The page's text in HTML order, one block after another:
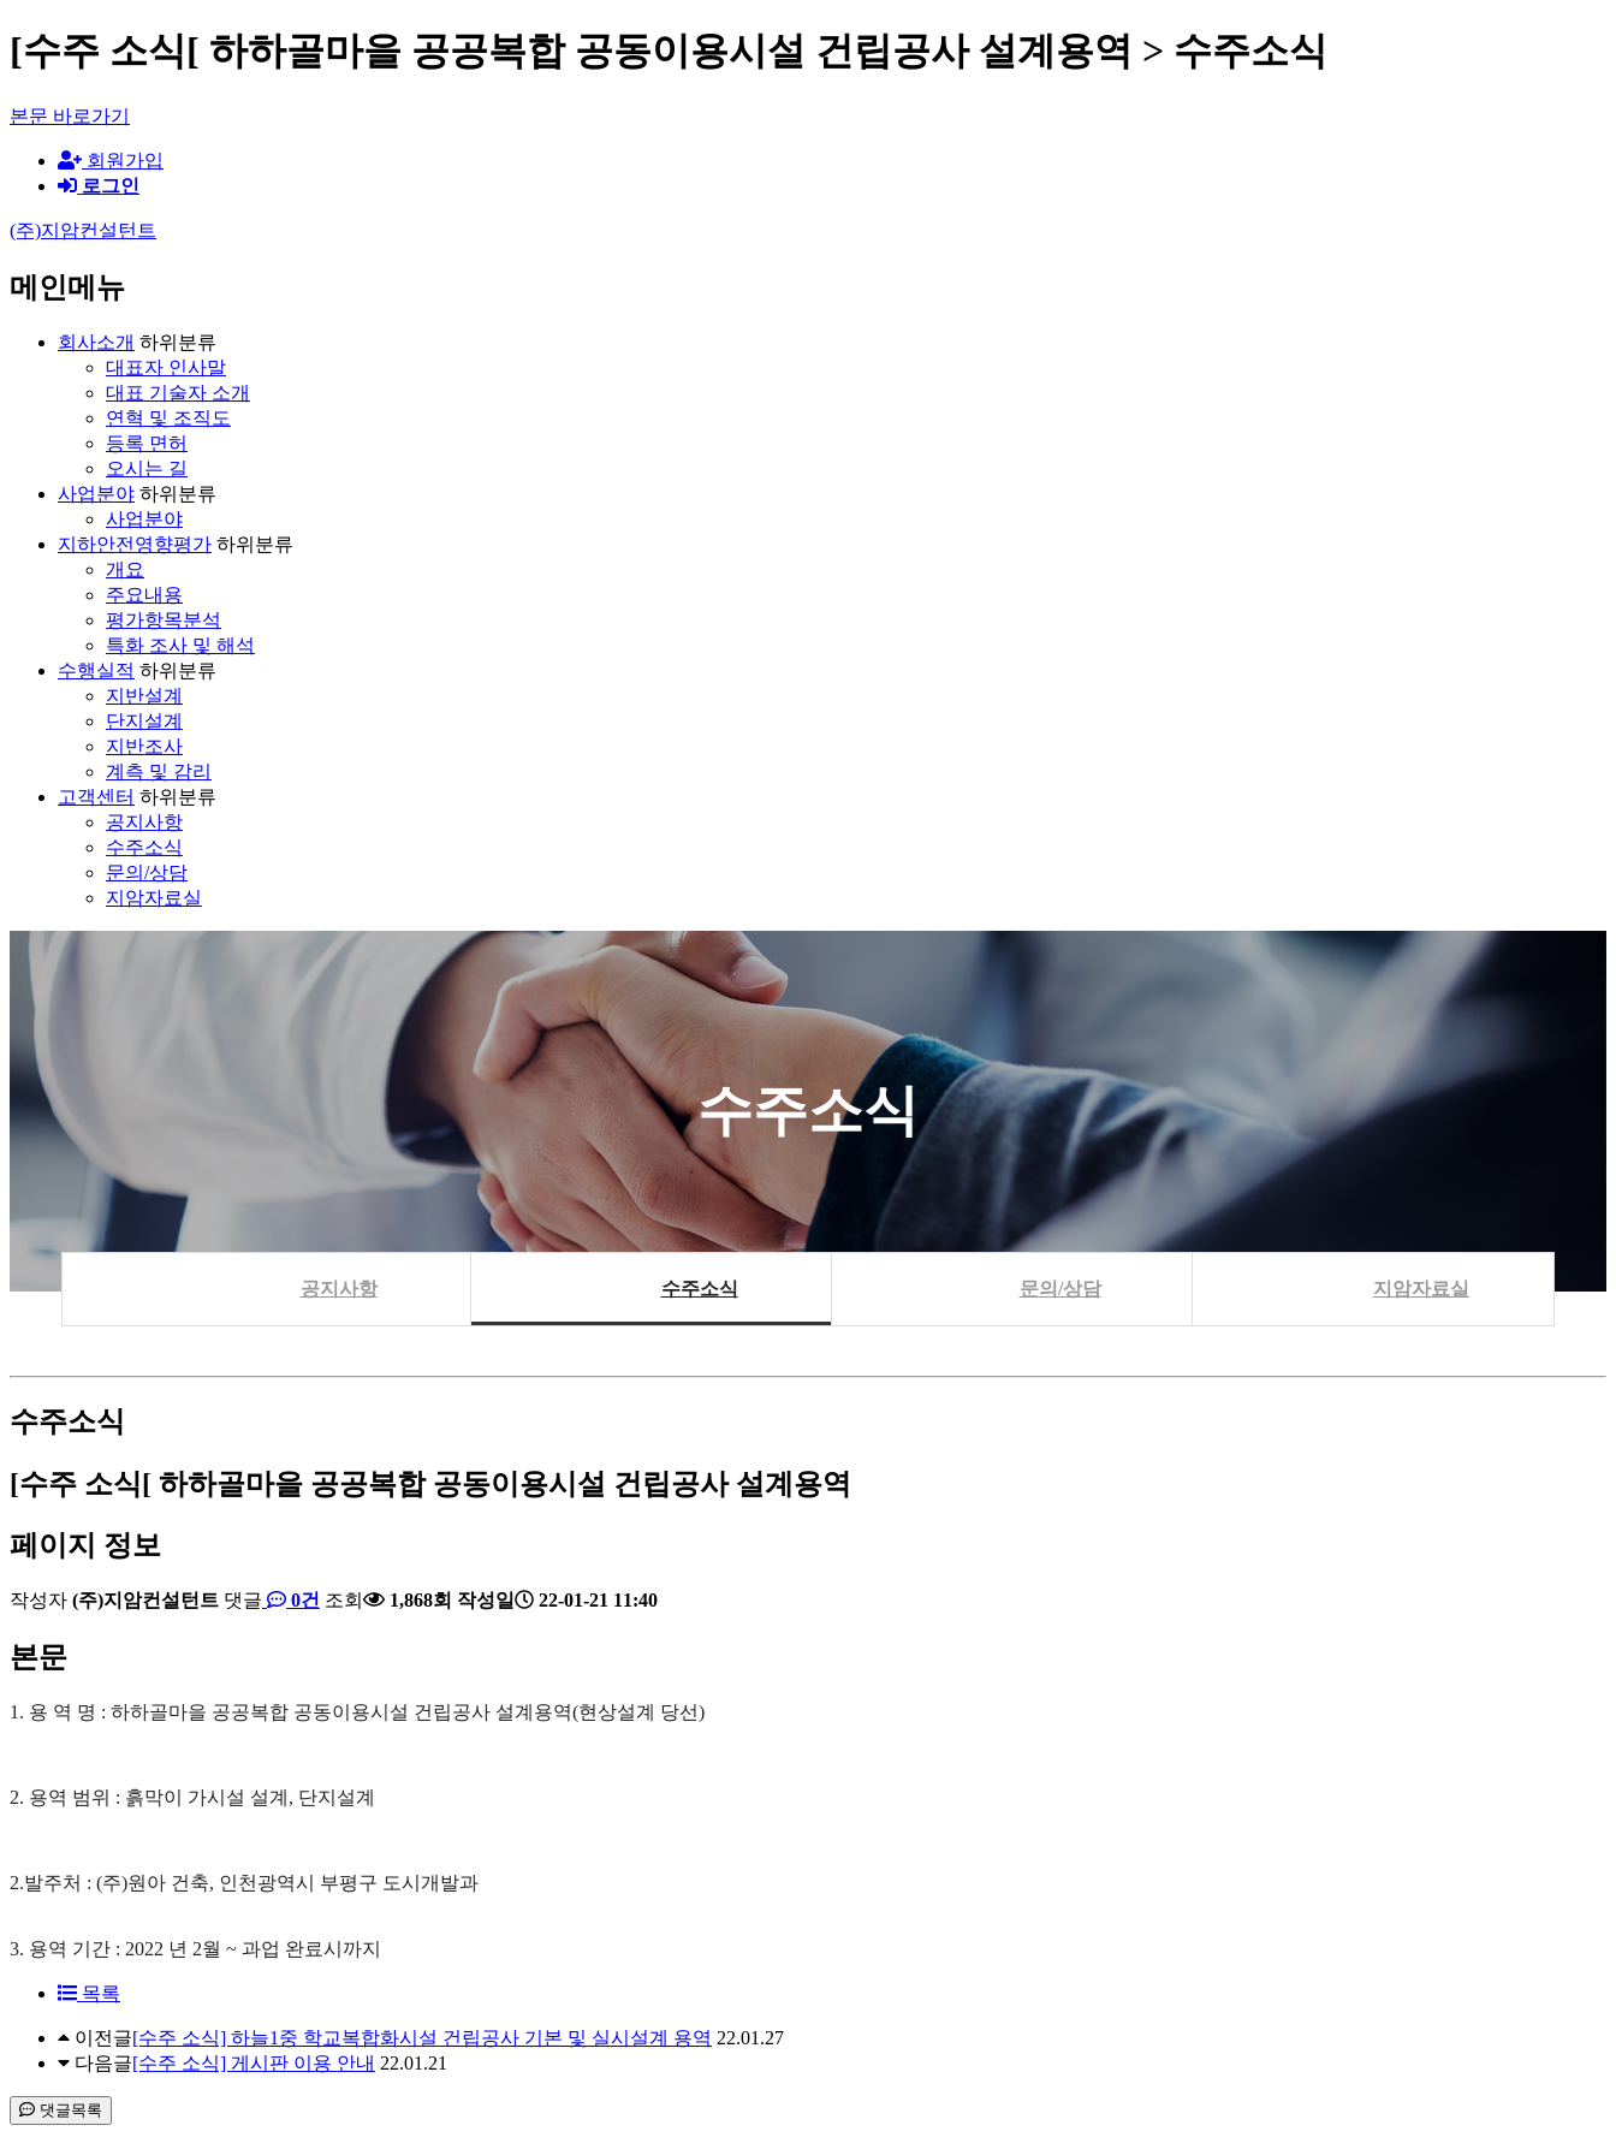
[수주 소식[ 하하골마을 공공복합 공동이용시설 건립공사 설계용역 > 수주소식
본문 바로가기
회원가입
로그인
(주)지암컨설턴트
메인메뉴
회사소개 하위분류
대표자 인사말
대표 기술자 소개
연혁 및 조직도
등록 면허
오시는 길
사업분야 하위분류
사업분야
지하안전영향평가 하위분류
개요
주요내용
평가항목분석
특화 조사 및 해석
수행실적 하위분류
지반설계
단지설계
지반조사
계측 및 감리
고객센터 하위분류
공지사항
수주소식
문의/상담
지암자료실
수주소식
공지사항 수주소식 문의/상담 지암자료실
수주소식
[수주 소식[ 하하골마을 공공복합 공동이용시설 건립공사 설계용역
페이지 정보
작성자 (주)지암컨설턴트 댓글 0건 조회 1,868회 작성일 22-01-21 11:40
본문
1. 용 역 명 : 하하골마을 공공복합 공동이용시설 건립공사 설계용역(현상설계 당선)
2. 용역 범위 : 흙막이 가시설 설계, 단지설계
2.발주처 : (주)원아 건축, 인천광역시 부평구 도시개발과
3. 용역 기간 : 2022 년 2월 ~ 과업 완료시까지
목록
이전글[수주 소식] 하늘1중 학교복합화시설 건립공사 기본 및 실시설계 용역 22.01.27
다음글[수주 소식] 게시판 이용 안내 22.01.21
댓글목록